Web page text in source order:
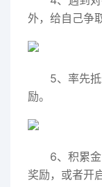
外，给自己争
5、率先
励。
6、积累
奖励，或者开